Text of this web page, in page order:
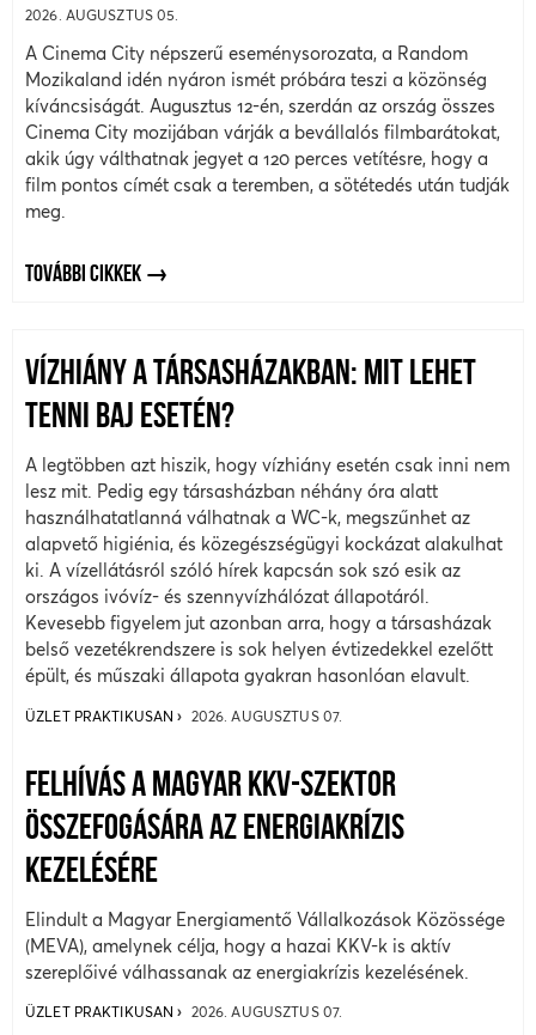
2026. AUGUSZTUS 05.
A Cinema City népszerű eseménysorozata, a Random
Mozikaland idén nyáron ismét próbára teszi a közönség
kíváncsiságát. Augusztus 12-én, szerdán az ország összes
Cinema City mozijában várják a bevállalós filmbarátokat,
akik úgy válthatnak jegyet a 120 perces vetítésre, hogy a
film pontos címét csak a teremben, a sötétedés után tudják
meg.
TOVÁBBI CIKKEK
VÍZHIÁNY A TÁRSASHÁZAKBAN: MIT LEHET
TENNI BAJ ESETÉN?
A legtöbben azt hiszik, hogy vízhiány esetén csak inni nem
lesz mit. Pedig egy társasházban néhány óra alatt
használhatatlanná válhatnak a WC-k, megszűnhet az
alapvető higiénia, és közegészségügyi kockázat alakulhat
ki. A vízellátásról szóló hírek kapcsán sok szó esik az
országos ivóvíz- és szennyvízhálózat állapotáról.
Kevesebb figyelem jut azonban arra, hogy a társasházak
belső vezetékrendszere is sok helyen évtizedekkel ezelőtt
épült, és műszaki állapota gyakran hasonlóan elavult.
ÜZLET PRAKTIKUSAN 2026. AUGUSZTUS 07.
FELHÍVÁS A MAGYAR KKV-SZEKTOR
ÖSSZEFOGÁSÁRA AZ ENERGIAKRÍZIS
KEZELÉSÉRE
Elindult a Magyar Energiamentő Vállalkozások Közössége
(MEVA), amelynek célja, hogy a hazai KKV-k is aktív
szereplőivé válhassanak az energiakrízis kezelésének.
ÜZLET PRAKTIKUSAN 2026. AUGUSZTUS 07.